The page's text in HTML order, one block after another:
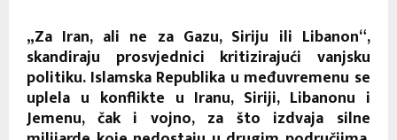
„Za Iran, ali ne za Gazu, Siriju ili Libanon“,
skandiraju prosvjednici kritizirajući vanjsku
politiku. Islamska Republika u međuvremenu se
uplela u konflikte u Iranu, Siriji, Libanonu i
Jemenu, čak i vojno, za što izdvaja silne